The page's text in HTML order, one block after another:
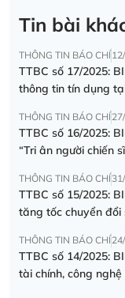
Tin bài
THÔNG TIN BÁO CHÍ
TTBC số 17/2025:
thông tin tín dụng
THÔNG TIN BÁO CHÍ
TTBC số 16/2025:
THÔNG TIN BÁO CHÍ
TTBC số 15/2025:
tăng tốc chuyển đổi
THÔNG TIN BÁO CHÍ
TTBC số 14/2025:
tài chính, công